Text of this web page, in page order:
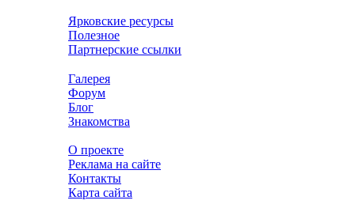
Ярковские ресурсы
Полезное
Партнерские ссылки
Галерея
Форум
Блог
Знакомства
О проекте
Реклама на сайте
Контакты
Карта сайта